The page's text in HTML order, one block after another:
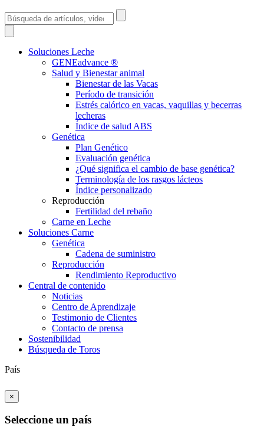
Soluciones Leche
GENEadvance ®
Salud y Bienestar animal
Bienestar de las Vacas
Período de transición
Estrés calórico en vacas, vaquillas y becerras
lecheras
Índice de salud ABS
Genética
Plan Genético
Evaluación genética
¿Qué significa el cambio de base genética?
Terminología de los rasgos lácteos
Índice personalizado
Reproducción
Fertilidad del rebaño
Carne en Leche
Soluciones Carne
Genética
Cadena de suministro
Reproducción
Rendimiento Reproductivo
Central de contenido
Noticias
Centro de Aprendizaje
Testimonio de Clientes
Contacto de prensa
Sostenibilidad
Búsqueda de Toros
País
×
Seleccione un país